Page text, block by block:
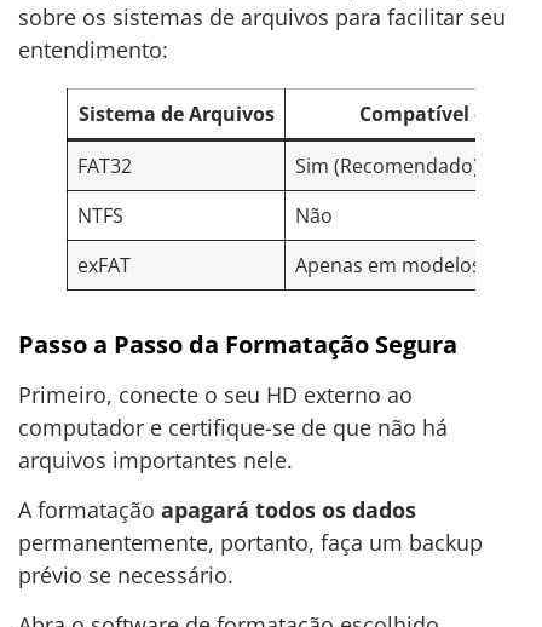
sobre os sistemas de arquivos para facilitar seu
entendimento:
Sistema de Arquivos
Compatível com
FAT32
Sim (Recomendado)
NTFS
Não
exFAT
Apenas em modelos
Passo a Passo da Formatação Segura
Primeiro, conecte o seu HD externo ao
computador e certifique-se de que não há
arquivos importantes nele.
A formatação apagará todos os dados
permanentemente, portanto, faça um backup
prévio se necessário.